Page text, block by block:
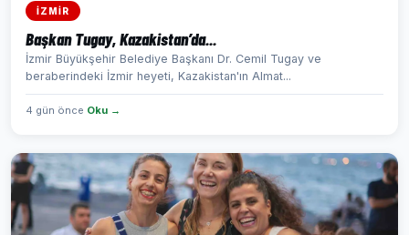
İZMİR
Başkan Tugay, Kazakistan’da...
İzmir Büyükşehir Belediye Başkanı Dr. Cemil Tugay ve
beraberindeki İzmir heyeti, Kazakistan'ın Almat...
4 gün önce Oku →